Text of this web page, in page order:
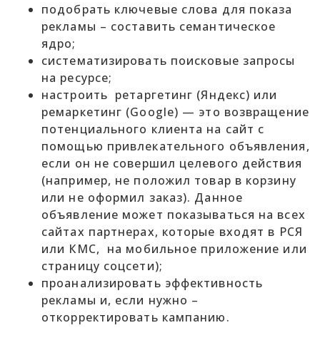
подобрать ключевые слова для показа
рекламы – составить семантическое
ядро;
систематизировать поисковые запросы
на ресурсе;
настроить ретаргетинг (Яндекс) или
ремаркетинг (Google) — это возвращение
потенциального клиента на сайт с
помощью привлекательного объявления,
если он не совершил целевого действия
(например, не положил товар в корзину
или не оформил заказ). Данное
объявление может показываться на всех
сайтах партнерах, которые входят в РСЯ
или КМС, на мобильное приложение или
страницу соцсети);
проанализировать эффективность
рекламы и, если нужно –
откорректировать кампанию.